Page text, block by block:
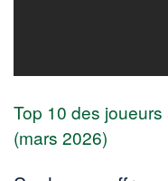
Top 10 des
(mars 2026)